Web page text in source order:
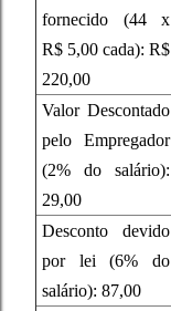
fornecido (44 x
R$ 5,00 cada): R$
220,00
Valor Descontado
pelo Empregador
(2% do salário):
29,00
Desconto devido
por lei (6% do
salário): 87,00